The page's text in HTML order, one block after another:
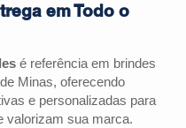
em Todo o
é referência em brindes
Minas, oferecendo
e personalizadas para
valorizam sua marca.